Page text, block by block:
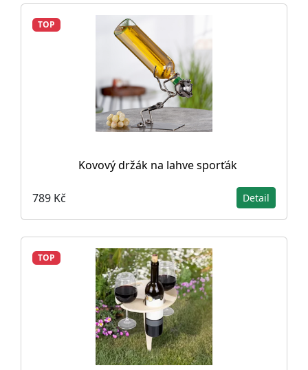
TOP
Kovový držák na lahve sporťák
789 Kč Detail
TOP